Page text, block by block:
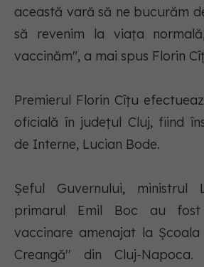
această vară să ne bucurăm
să revenim la viaţa
vaccinăm", a mai spus Florin
Premierul Florin Cîţu
oficială în judeţul Cluj, fiind
de Interne, Lucian Bode.
Şeful Guvernului, ministrul
primarul Emil Boc au
vaccinare amenajat la
Creangă'' din Cluj-